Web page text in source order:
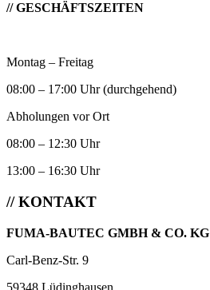
// GESCHÄFTSZEITEN
Montag – Freitag
08:00 – 17:00 Uhr (durchgehend)
Abholungen vor Ort
08:00 – 12:30 Uhr
13:00 – 16:30 Uhr
// KONTAKT
FUMA-BAUTEC GMBH & CO. KG
Carl-Benz-Str. 9
59348 Lüdinghausen